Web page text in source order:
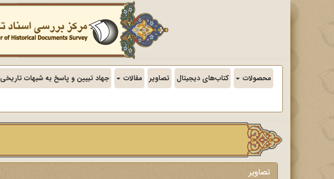
محصولات کتاب‌های دیجیتال تصاویر مقالات جهاد تبیین و پاسخ به شبهات تاریخی
تصاویر